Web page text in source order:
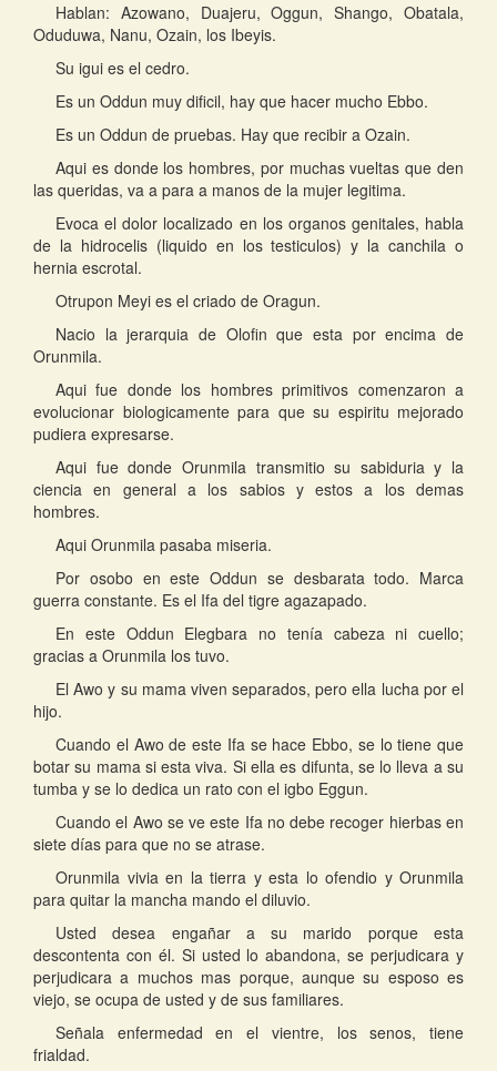
Hablan: Azowano, Duajeru, Oggun, Shango, Obatala,
Oduduwa, Nanu, Ozain, los Ibeyis.
Su igui es el cedro.
Es un Oddun muy dificil, hay que hacer mucho Ebbo.
Es un Oddun de pruebas. Hay que recibir a Ozain.
Aqui es donde los hombres, por muchas vueltas que den
las queridas, va a para a manos de la mujer legitima.
Evoca el dolor localizado en los organos genitales, habla
de la hidrocelis (liquido en los testiculos) y la canchila o
hernia escrotal.
Otrupon Meyi es el criado de Oragun.
Nacio la jerarquia de Olofin que esta por encima de
Orunmila.
Aqui fue donde los hombres primitivos comenzaron a
evolucionar biologicamente para que su espiritu mejorado
pudiera expresarse.
Aqui fue donde Orunmila transmitio su sabiduria y la
ciencia en general a los sabios y estos a los demas
hombres.
Aqui Orunmila pasaba miseria.
Por osobo en este Oddun se desbarata todo. Marca
guerra constante. Es el Ifa del tigre agazapado.
En este Oddun Elegbara no tenía cabeza ni cuello;
gracias a Orunmila los tuvo.
El Awo y su mama viven separados, pero ella lucha por el
hijo.
Cuando el Awo de este Ifa se hace Ebbo, se lo tiene que
botar su mama si esta viva. Si ella es difunta, se lo lleva a su
tumba y se lo dedica un rato con el igbo Eggun.
Cuando el Awo se ve este Ifa no debe recoger hierbas en
siete días para que no se atrase.
Orunmila vivia en la tierra y esta lo ofendio y Orunmila
para quitar la mancha mando el diluvio.
Usted desea engañar a su marido porque esta
descontenta con él. Si usted lo abandona, se perjudicara y
perjudicara a muchos mas porque, aunque su esposo es
viejo, se ocupa de usted y de sus familiares.
Señala enfermedad en el vientre, los senos, tiene
frialdad.